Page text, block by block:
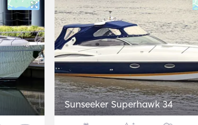
Sunseeker Superhawk 34